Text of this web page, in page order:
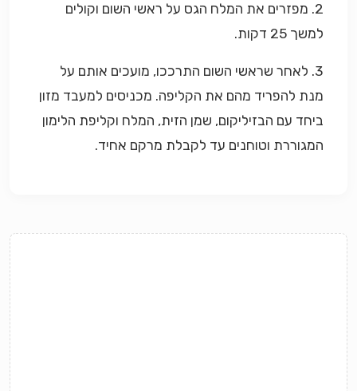
2. מפזרים את המלח הגס על ראשי השום וקולים
למשך 25 דקות.
3. לאחר שראשי השום התרככו, מועכים אותם על
מנת להפריד מהם את הקליפה. מכניסים למעבד מזון
ביחד עם הבזיליקום, שמן הזית, המלח וקליפת הלימון
המגוררת וטוחנים עד לקבלת מרקם אחיד.